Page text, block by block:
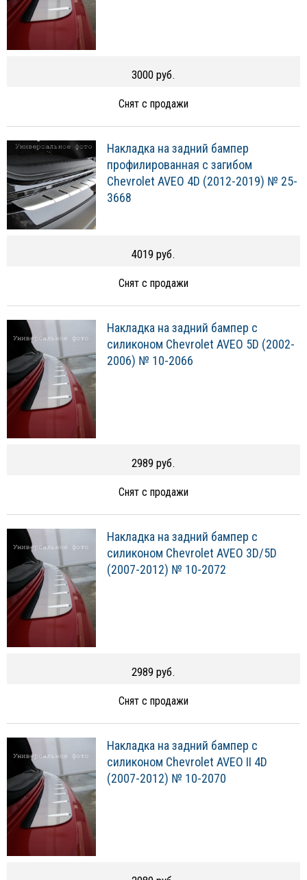
3000 руб.
Снят с продажи
Накладка на задний бампер
профилированная с загибом
Chevrolet AVEO 4D (2012-2019) № 25-
3668
4019 руб.
Снят с продажи
Накладка на задний бампер с
силиконом Chevrolet AVEO 5D (2002-
2006) № 10-2066
2989 руб.
Снят с продажи
Накладка на задний бампер с
силиконом Chevrolet AVEO 3D/5D
(2007-2012) № 10-2072
2989 руб.
Снят с продажи
Накладка на задний бампер с
силиконом Chevrolet AVEO II 4D
(2007-2012) № 10-2070